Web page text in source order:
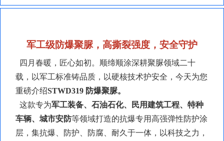
军工级防爆聚脲，高撕裂强度，安全守护
四月春暖，匠心如初。顺缔顺涂深耕聚脲领域二十
载，以军工标准铸品质，以硬核技术护安全，今天为您
重磅介绍STWD319 防爆聚脲。
这款专为军工装备、石油石化、民用建筑工程、特种
车辆、城市安防等领域打造的抗爆专用高强弹性防护涂
层，集抗爆、防护、防腐、耐久于一体，以科技之力，